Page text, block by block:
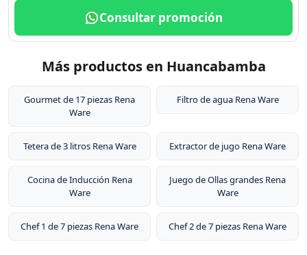
Consultar promoción
Más productos en Huancabamba
Gourmet de 17 piezas Rena
Ware
Filtro de agua Rena Ware
Tetera de 3 litros Rena Ware Extractor de jugo Rena Ware
Cocina de Inducción Rena
Ware
Juego de Ollas grandes Rena
Ware
Chef 1 de 7 piezas Rena Ware Chef 2 de 7 piezas Rena Ware